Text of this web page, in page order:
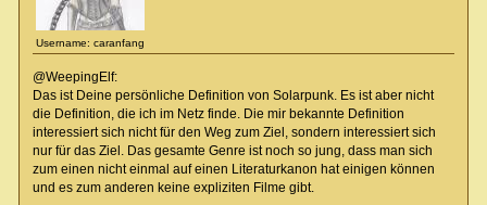
Username: caranfang
@WeepingElf:
Das ist Deine persönliche Definition von Solarpunk. Es ist aber nicht
die Definition, die ich im Netz finde. Die mir bekannte Definition
interessiert sich nicht für den Weg zum Ziel, sondern interessiert sich
nur für das Ziel. Das gesamte Genre ist noch so jung, dass man sich
zum einen nicht einmal auf einen Literaturkanon hat einigen können
und es zum anderen keine expliziten Filme gibt.